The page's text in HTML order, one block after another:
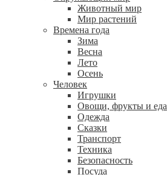
Животный мир
Мир растений
Времена года
Зима
Весна
Лето
Осень
Человек
Игрушки
Овощи, фрукты и еда
Одежда
Сказки
Транспорт
Техника
Безопасность
Посуда